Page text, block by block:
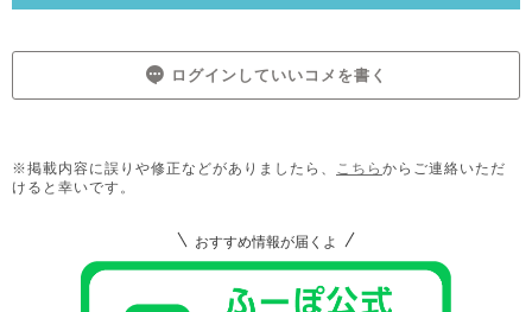
ログインしていいコメを書く
※掲載内容に誤りや修正などがありましたら、 こちら からご連絡いただ
けると幸いです。
おすすめ情報が届くよ